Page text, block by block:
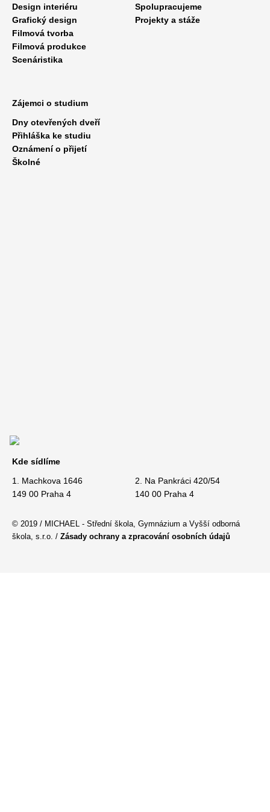
Design interiéru
Grafický design
Filmová tvorba
Filmová produkce
Scenáristika
Spolupracujeme
Projekty a stáže
Zájemci o studium
Dny otevřených dveří
Přihláška ke studiu
Oznámení o přijetí
Školné
Kde sídlíme
1. Machkova 1646
149 00 Praha 4
2. Na Pankráci 420/54
140 00 Praha 4
© 2019 / MICHAEL - Střední škola, Gymnázium a Vyšší odborná
škola, s.r.o. / Zásady ochrany a zpracování osobních údajů